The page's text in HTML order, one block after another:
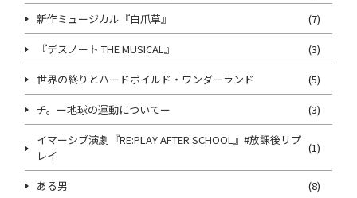
新作ミュージカル『白爪草』
(7)
『デスノート THE MUSICAL』
(3)
世界の終りとハードボイルド・ワンダーランド
(5)
チ。ー地球の運動についてー
(3)
イマーシブ演劇『RE:PLAY AFTER SCHOOL』#放課後リプ
レイ
(1)
ある男 (8)